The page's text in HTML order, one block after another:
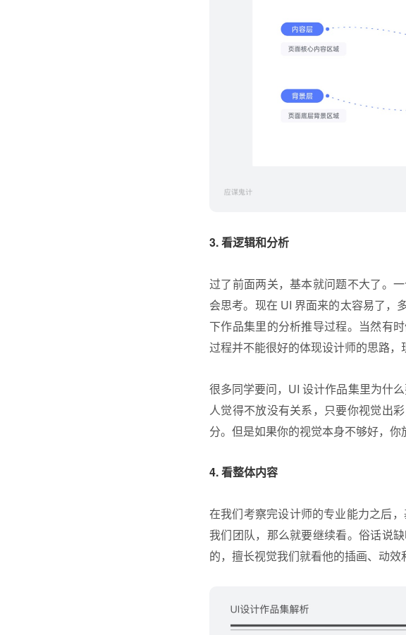
3. 看逻辑和分析
过了前面两关，基本就问题不大了。
会思考。现在 UI 界面来的太容易了，
下作品集里的分析推导过程。当然有
过程并不能很好的体现设计师的思路，
很多同学要问，UI 设计作品集里为什
人觉得不放没有关系，只要你视觉出
分。但是如果你的视觉本身不够好，你
4. 看整体内容
在我们考察完设计师的专业能力之后
我们团队，那么就要继续看。俗话说
的，擅长视觉我们就看他的插画、动效